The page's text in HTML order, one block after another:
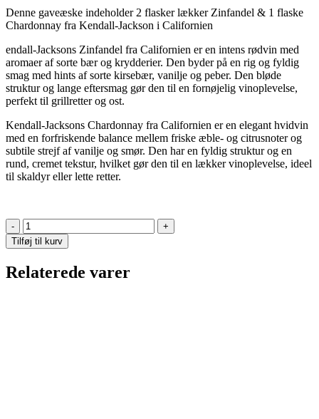
was:
600,00 kr..
is:
479,00 kr..
Denne gaveæske indeholder 2 flasker lækker Zinfandel & 1 flaske
Chardonnay fra Kendall-Jackson i Californien
endall-Jacksons Zinfandel fra Californien er en intens rødvin med
aromaer af sorte bær og krydderier. Den byder på en rig og fyldig
smag med hints af sorte kirsebær, vanilje og peber. Den bløde
struktur og lange eftersmag gør den til en fornøjelig vinoplevelse,
perfekt til grillretter og ost.
Kendall-Jacksons Chardonnay fra Californien er en elegant hvidvin
med en forfriskende balance mellem friske æble- og citrusnoter og
subtile strejf af vanilje og smør. Den har en fyldig struktur og en
rund, cremet tekstur, hvilket gør den til en lækker vinoplevelse, ideel
til skaldyr eller lette retter.
Vingave
med
Zinfandel
og
Chardonnay
Tilføj til kurv
Relaterede varer